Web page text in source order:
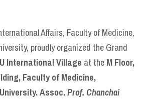
Affairs, Faculty of Medicine,
proudly organized the Grand
International Village at the M Floor,
Faculty of Medicine,
Assoc.Prof. Chanchai